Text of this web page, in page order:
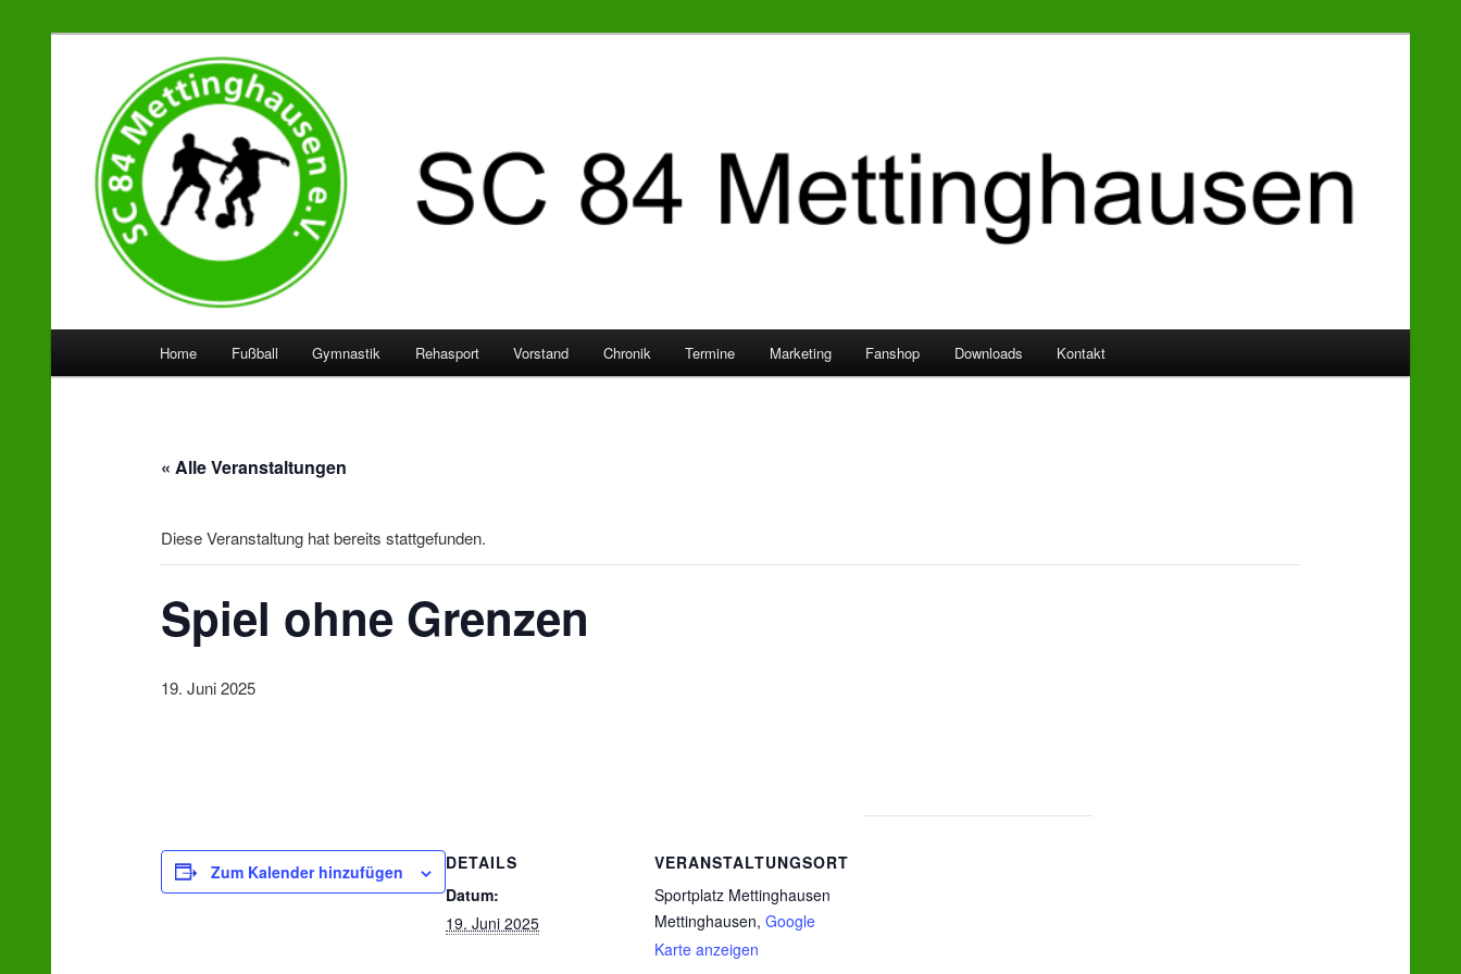
SC 84 Mettinghausen
Zum
wechseln
Zum
Inhalt
Home Fußball Gymnastik Rehasport Vorstand Chronik Termine Marketing Fanshop Downloads Kontakt
« Alle Veranstaltungen
Diese Veranstaltung hat bereits stattgefunden.
Spiel ohne Grenzen
19. Juni 2025
Zum Kalender hinzufügen
DETAILS
Datum:
19. Juni 2025
VERANSTALTUNGSORT
Sportplatz Mettinghausen
Mettinghausen, Google
Karte anzeigen